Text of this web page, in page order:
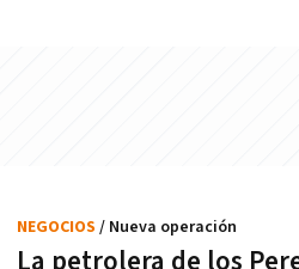
La petrolera de los
NEGOCIOS / Nueva operación